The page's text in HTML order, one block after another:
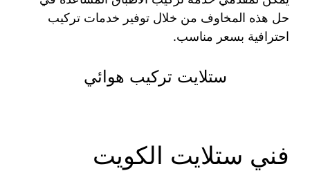
حل هذه المخاوف من خلال توفير خدمات تركيب
احترافية بسعر مناسب.
ستلايت تركيب هوائي
فني ستلايت الكويت